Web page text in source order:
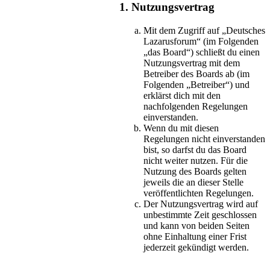
1. Nutzungsvertrag
Mit dem Zugriff auf „Deutsches
Lazarusforum“ (im Folgenden
„das Board“) schließt du einen
Nutzungsvertrag mit dem
Betreiber des Boards ab (im
Folgenden „Betreiber“) und
erklärst dich mit den
nachfolgenden Regelungen
einverstanden.
Wenn du mit diesen
Regelungen nicht einverstanden
bist, so darfst du das Board
nicht weiter nutzen. Für die
Nutzung des Boards gelten
jeweils die an dieser Stelle
veröffentlichten Regelungen.
Der Nutzungsvertrag wird auf
unbestimmte Zeit geschlossen
und kann von beiden Seiten
ohne Einhaltung einer Frist
jederzeit gekündigt werden.